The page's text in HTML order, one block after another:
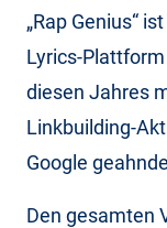
„Rap Genius“
Lyrics-Plattform
diesen Jahres
Linkbuilding-
Google
Den gesamten